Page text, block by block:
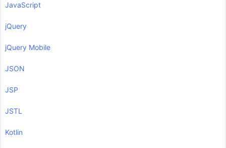
JavaScript
jQuery
jQuery Mobile
JSON
JSP
JSTL
Kotlin